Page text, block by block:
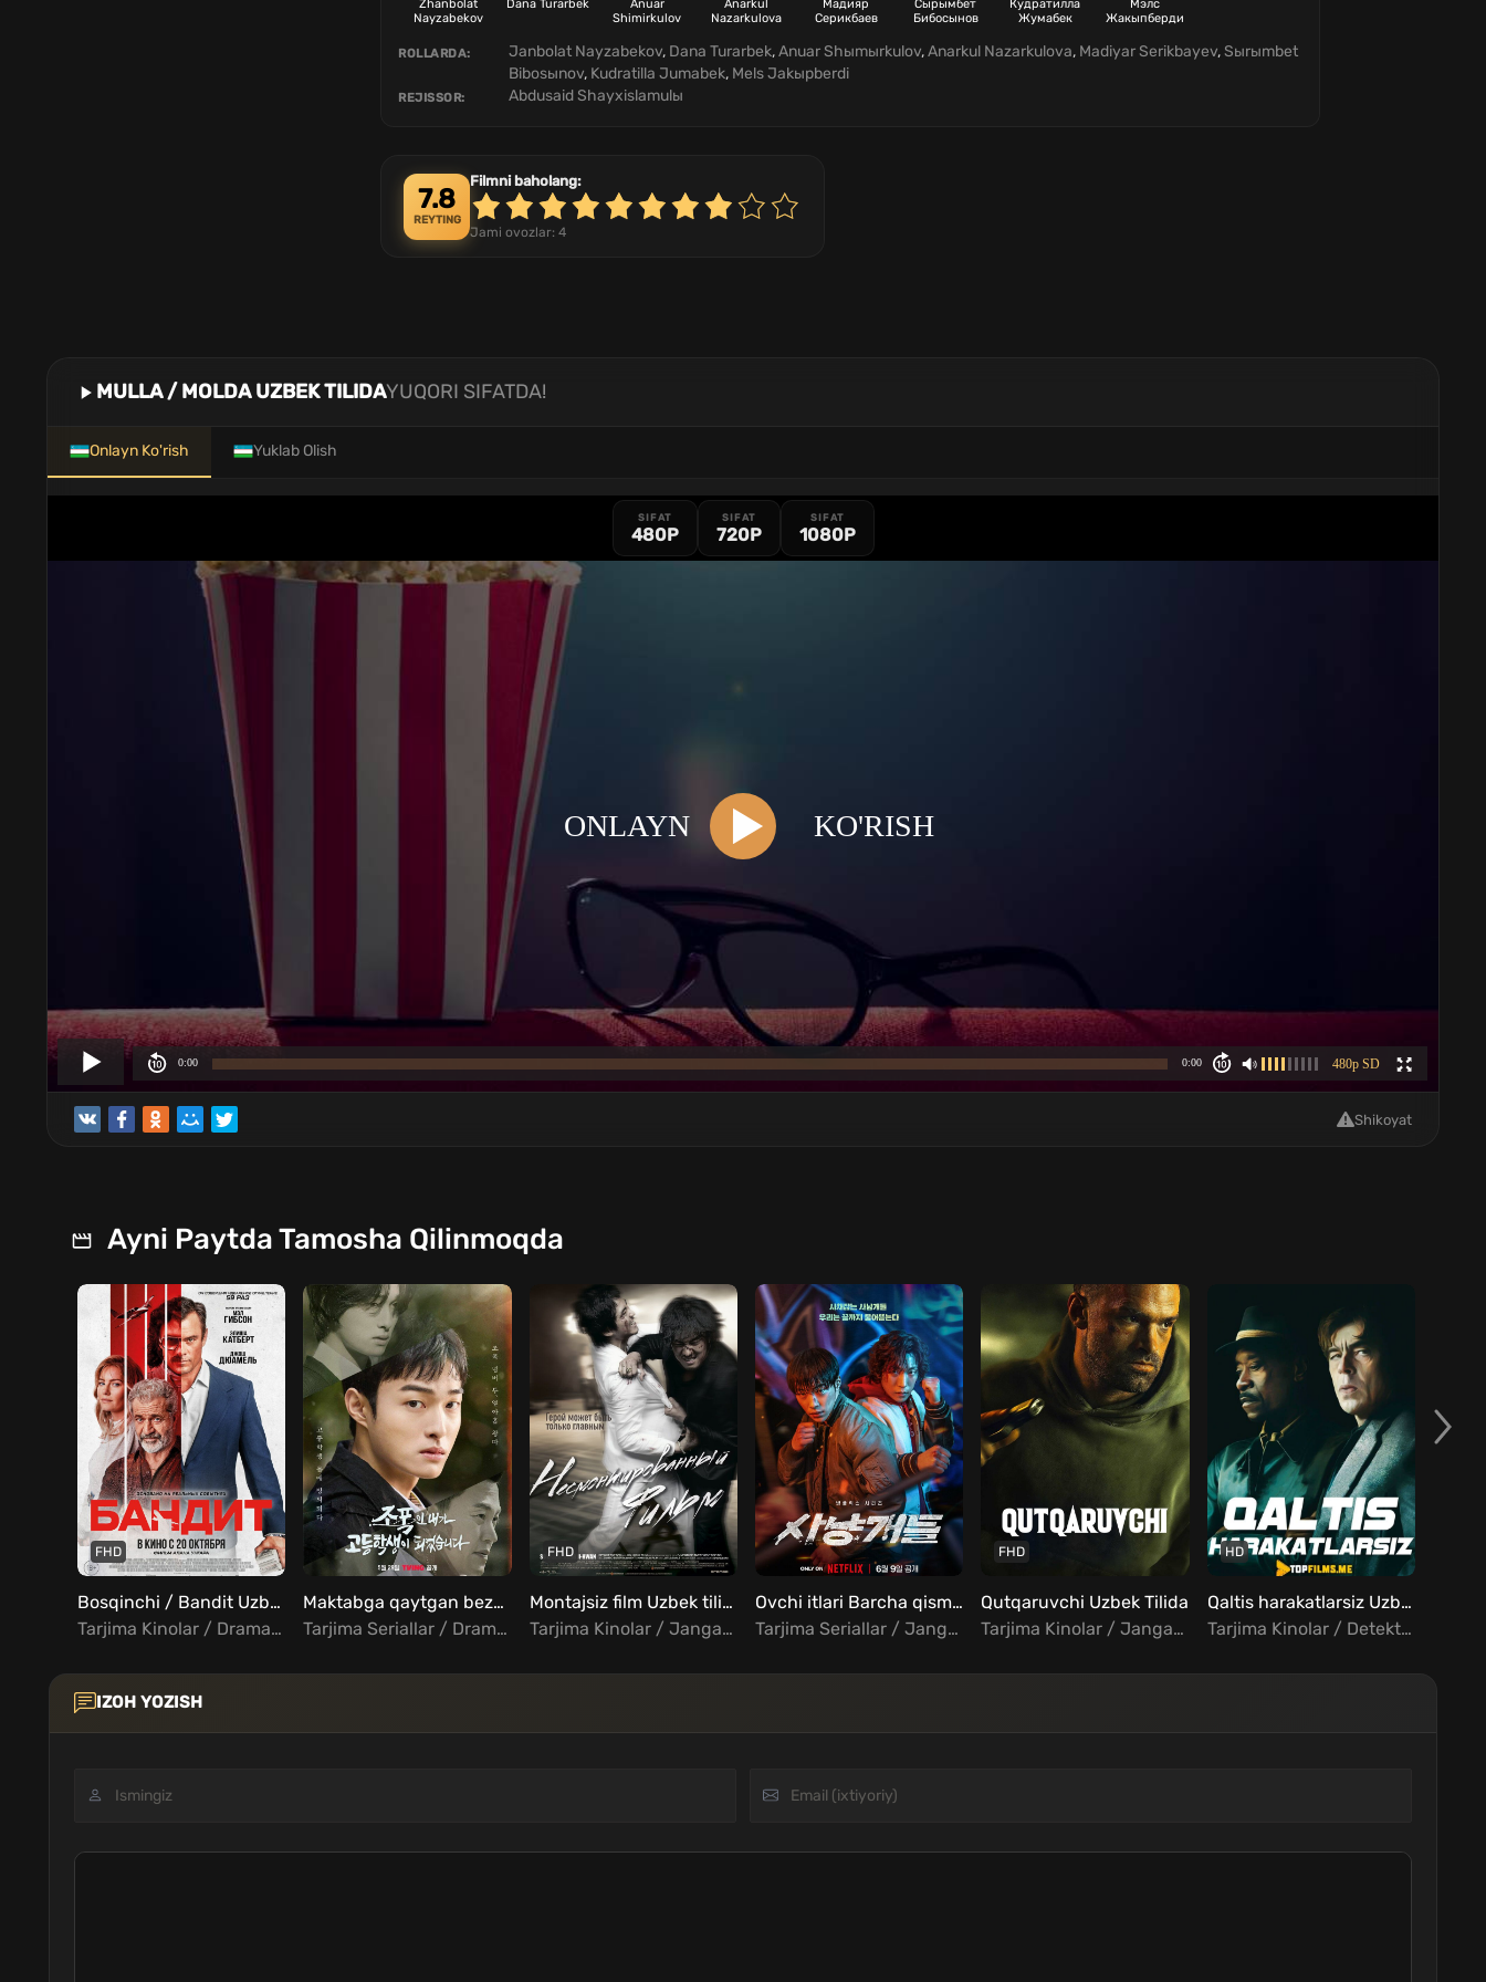
Zhanbolat
Nayzabekov
Dana Turarbek
Anuar
Shimirkulov
Anarkul
Nazarkulova
Мадияр
Серикбаев
Сырымбет
Бибосынов
Кудратилла
Жумабек
Мэлс
Жакыпберди
ROLLARDA: Janbolat Nayzabekov, Dana Turarbek,Anuar Shыmыrkulov,Anarkul Nazarkulova, Madiyar Serikbayev,Sыrыmbet
Bibosыnov, Kudratilla Jumabek, Mels Jakыpberdi
REJISSOR: Abdusaid Shayxislamulы
7.8
REYTING
Filmni baholang:
Jami ovozlar: 4
MULLA / MOLDA UZBEK TILIDAYUQORI SIFATDA!
Onlayn Ko'rish Yuklab Olish
SIFAT
480P
SIFAT
720P
SIFAT
1080P
Shikoyat
Ayni Paytda Tamosha Qilinmoqda
FHD
Bosqinchi / Bandit Uzbek tilida
Tarjima Kinolar / Drama / Kriminal / Triller / Xorij Kinolar Uzbek Tilida
Maktabga qaytgan bezori barcha qismlar Uzbek tilida
Tarjima Seriallar / Drama / Fentezi / Xorij Seriallar Uzbek Tilida
FHD
Montajsiz film Uzbek tilida
Tarjima Kinolar / Jangari / Drama / Kriminal / Xorij Kinolar Uzbek Tilida
Ovchi itlari Barcha qismlar Uzbek Tilida
Tarjima Seriallar / Jangari / Kriminal / Triller / Xorij Seriallar Uzbek Tilida
FHD
Qutqaruvchi Uzbek Tilida
Tarjima Kinolar / Jangari / Kriminal / Triller / Xorij Kinolar Uzbek Tilida
HD
Qaltis harakatlarsiz Uzbek tilida
Tarjima Kinolar / Detektiv / Drama / Kriminal / Xorij Kinolar Uzbek Tilida
IZOH YOZISH